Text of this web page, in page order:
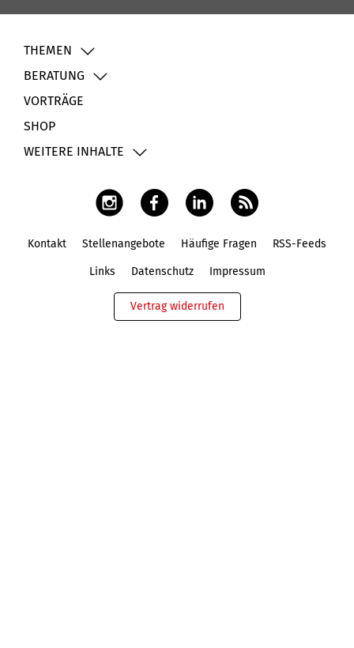
THEMEN
BERATUNG
VORTRÄGE
SHOP
WEITERE INHALTE
Kontakt Stellenangebote Häufige Fragen RSS-Feeds
Links Datenschutz Impressum
Vertrag widerrufen